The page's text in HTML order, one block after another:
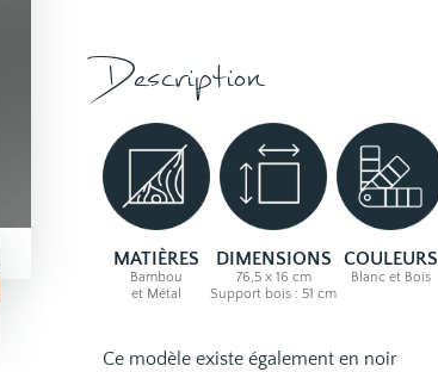
Description
MATIÈRES
Bambou
et Métal
DIMENSIONS
76,5 x 16 cm
Support bois : 51 cm
COULEURS
Blanc et Bois
Ce modèle existe également en noir